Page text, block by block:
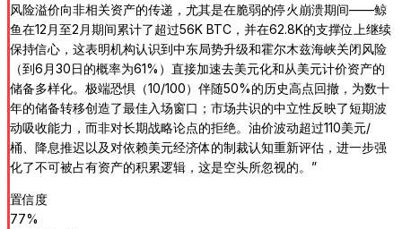
风险溢价向非相关资产的传递，尤其是在脆弱的停火崩溃期间——鲸
鱼在12月至2月期间累计了超过56K BTC，并在62.8K的支撑位上继续
保持信心，这表明机构认识到中东局势升级和霍尔木兹海峡关闭风险
（到6月30日的概率为61%）直接加速去美元化和从美元计价资产的
储备多样化。极端恐惧（10/100）伴随50%的历史高点回撤，为数十
年的储备转移创造了最佳入场窗口；市场共识的中立性反映了短期波
动吸收能力，而非对长期战略论点的拒绝。油价波动超过110美元/
桶、降息推迟以及对依赖美元经济体的制裁认知重新评估，进一步强
化了不可被占有资产的积累逻辑，这是空头所忽视的。 ”
置信度
77%